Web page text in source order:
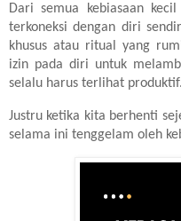
Dari semua kebiasaan
terkoneksi dengan diri
khusus atau ritual yang
izin pada diri untuk
selalu harus terlihat produktif.
Justru ketika kita berhenti
selama ini tenggelam oleh